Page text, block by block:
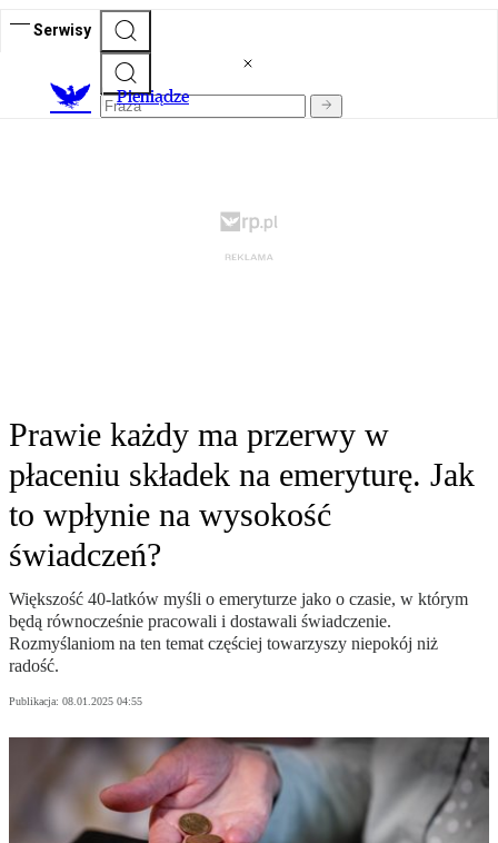
Serwisy
Pieniądze
Prawie każdy ma przerwy w
płaceniu składek na emeryturę. Jak
to wpłynie na wysokość
świadczeń?
Większość 40-latków myśli o emeryturze jako o czasie, w którym
będą równocześnie pracowali i dostawali świadczenie.
Rozmyślaniom na ten temat częściej towarzyszy niepokój niż
radość.
Publikacja: 08.01.2025 04:55